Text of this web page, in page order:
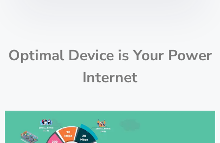
Optimal Device is Your Power
Internet